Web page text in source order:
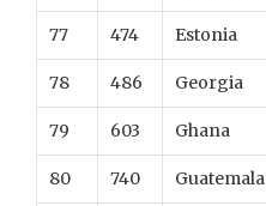
77 474 Estonia
78 486 Georgia
79 603 Ghana
80 740 Guatemala